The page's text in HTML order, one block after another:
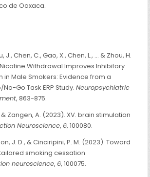
de Oaxaca.
J., Chen, C., Gao, X., Chen, L., … & Zhou, H.
Withdrawal Improves Inhibitory
in Male Smokers: Evidence from a
Go Task ERP Study.Neuropsychiatric
, 863-875.
& Zangen, A. (2023). XV. brain stimulation
Neuroscience, 6, 100080.
J. D., & Cinciripini, P. M. (2023). Toward
smoking cessation
neuroscience, 6, 100075.